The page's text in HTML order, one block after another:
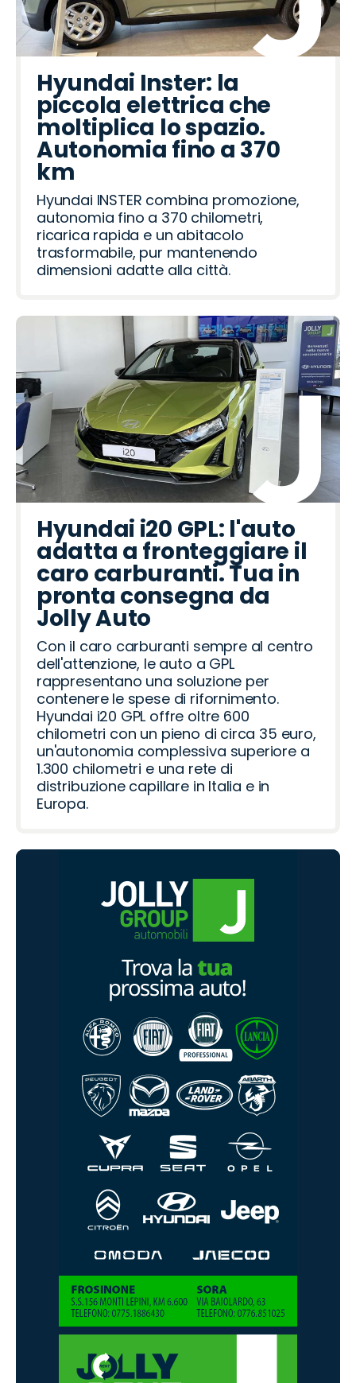
Hyundai Inster: la
piccola elettrica che
moltiplica lo spazio.
Autonomia fino a 370
km
Hyundai INSTER combina promozione,
autonomia fino a 370 chilometri,
ricarica rapida e un abitacolo
trasformabile, pur mantenendo
dimensioni adatte alla città.
Hyundai i20 GPL: l'auto
adatta a fronteggiare il
caro carburanti. Tua in
pronta consegna da
Jolly Auto
Con il caro carburanti sempre al centro
dell'attenzione, le auto a GPL
rappresentano una soluzione per
contenere le spese di rifornimento.
Hyundai i20 GPL offre oltre 600
chilometri con un pieno di circa 35 euro,
un'autonomia complessiva superiore a
1.300 chilometri e una rete di
distribuzione capillare in Italia e in
Europa.